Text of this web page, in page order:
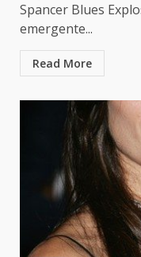
Spancer Blues
emergente...
Read More